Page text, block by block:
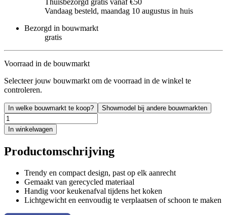
Vandaag besteld, maandag 10 augustus in huis
Bezorgd in bouwmarkt
gratis
Voorraad in de bouwmarkt
Selecteer jouw bouwmarkt om de voorraad in de winkel te
controleren.
In welke bouwmarkt te koop? Showmodel bij andere bouwmarkten
In winkelwagen
Productomschrijving
Trendy en compact design, past op elk aanrecht
Gemaakt van gerecycled materiaal
Handig voor keukenafval tijdens het koken
Lichtgewicht en eenvoudig te verplaatsen of schoon te maken